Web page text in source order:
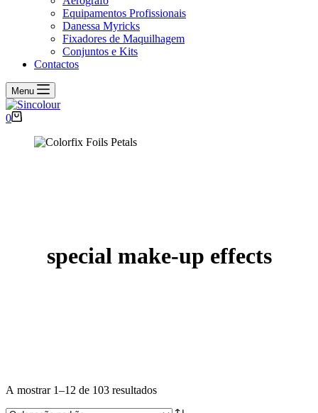
Equipamentos Profissionais
Danessa Myricks
Fixadores de Maquilhagem
Conjuntos e Kits
Contactos
Menu
Carrinho
compras
0
special make-up effects
A mostrar 1–12 de 103 resultados